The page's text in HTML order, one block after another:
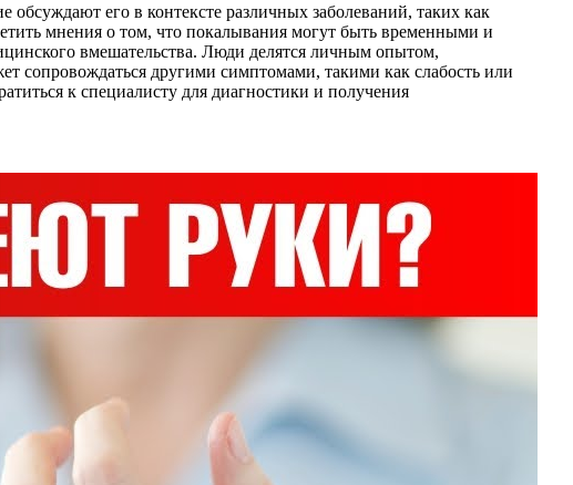
его в контексте различных заболеваний, таких как
мнения о том, что покалывания могут быть временными и
вмешательства. Люди делятся личным опытом,
сопровождаться другими симптомами, такими как слабость или
к специалисту для диагностики и получения